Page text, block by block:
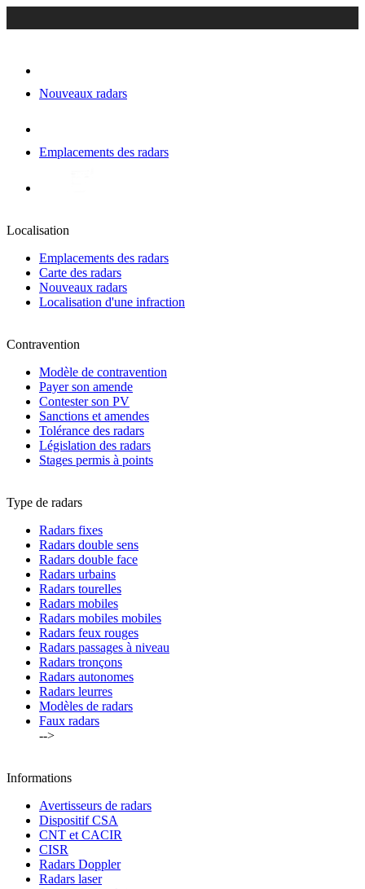
Nouveaux radars
Emplacements des radars
Localisation
Emplacements des radars
Carte des radars
Nouveaux radars
Localisation d'une infraction
Contravention
Modèle de contravention
Payer son amende
Contester son PV
Sanctions et amendes
Tolérance des radars
Législation des radars
Stages permis à points
Type de radars
Radars fixes
Radars double sens
Radars double face
Radars urbains
Radars tourelles
Radars mobiles
Radars mobiles mobiles
Radars feux rouges
Radars passages à niveau
Radars tronçons
Radars autonomes
Radars leurres
Modèles de radars
Faux radars
-->
Informations
Avertisseurs de radars
Dispositif CSA
CNT et CACIR
CISR
Radars Doppler
Radars laser